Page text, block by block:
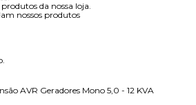
da nossa loja.
nossos produtos
AVR Geradores Mono 5,0 - 12 KVA